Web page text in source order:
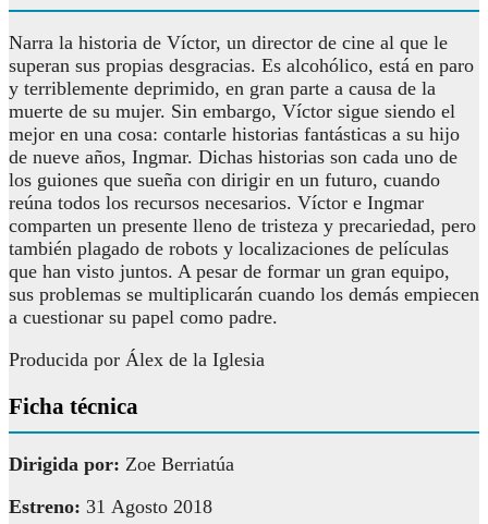
Narra la historia de Víctor, un director de cine al que le
superan sus propias desgracias. Es alcohólico, está en paro
y terriblemente deprimido, en gran parte a causa de la
muerte de su mujer. Sin embargo, Víctor sigue siendo el
mejor en una cosa: contarle historias fantásticas a su hijo
de nueve años, Ingmar. Dichas historias son cada uno de
los guiones que sueña con dirigir en un futuro, cuando
reúna todos los recursos necesarios. Víctor e Ingmar
comparten un presente lleno de tristeza y precariedad, pero
también plagado de robots y localizaciones de películas
que han visto juntos. A pesar de formar un gran equipo,
sus problemas se multiplicarán cuando los demás empiecen
a cuestionar su papel como padre.
Producida por Álex de la Iglesia
Ficha técnica
Dirigida por: Zoe Berriatúa
Estreno: 31 Agosto 2018